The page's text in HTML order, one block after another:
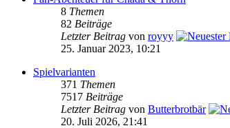
8 Themen
82 Beiträge
Letzter Beitrag von royyy
25. Januar 2023, 10:21
Spielvarianten
371 Themen
7517 Beiträge
Letzter Beitrag von Butterbrotbär
20. Juli 2026, 21:41